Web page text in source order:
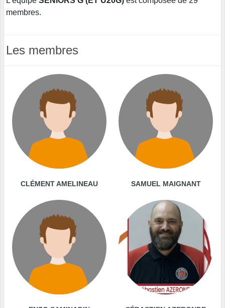
membres.
Les membres
CLÉMENT AMELINEAU SAMUEL MAIGNANT